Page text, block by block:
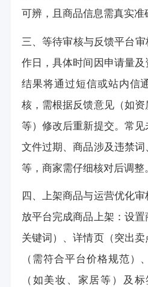
可辨，且商品信息需真实准
三、等待审核与反馈平台
作日，具体时间因申请量
结果将通过短信或站内信
核，需根据反馈意见（如
等）修改后重新提交。常
文件过期、商品涉及违禁
等，商家需仔细核对后调整
四、上架商品与运营优化
放平台完成商品上架：设
关键词）、详情页（突出
（需符合平台价格规范）
（如美妆、家居等）及